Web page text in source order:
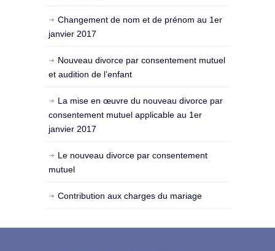
Changement de nom et de prénom au 1er
janvier 2017
Nouveau divorce par consentement mutuel
et audition de l’enfant
La mise en œuvre du nouveau divorce par
consentement mutuel applicable au 1er
janvier 2017
Le nouveau divorce par consentement
mutuel
Contribution aux charges du mariage